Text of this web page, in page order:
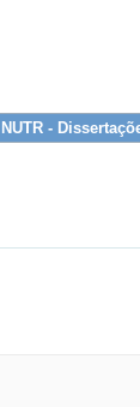
NUTR -